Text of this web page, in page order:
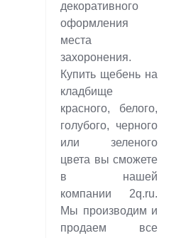
декоративного
оформления
места
захоронения.
Купить щебень на
кладбище
красного, белого,
голубого, черного
или зеленого
цвета вы сможете
в нашей
компании 2q.ru.
Мы производим и
продаем все